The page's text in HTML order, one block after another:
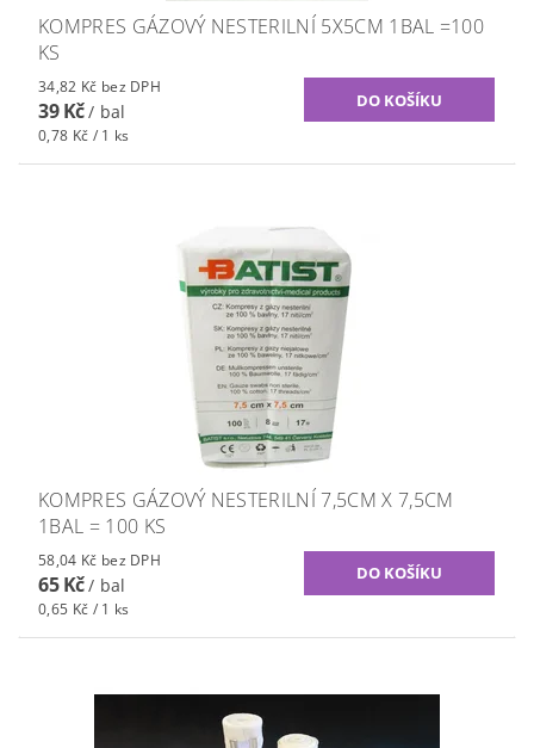
KOMPRES GÁZOVÝ NESTERILNÍ 5X5CM 1BAL =100
KS
34,82 Kč bez DPH
39 Kč/ bal
0,78 Kč / 1 ks
KOMPRES GÁZOVÝ NESTERILNÍ 7,5CM X 7,5CM
1BAL = 100 KS
58,04 Kč bez DPH
65 Kč/ bal
0,65 Kč / 1 ks